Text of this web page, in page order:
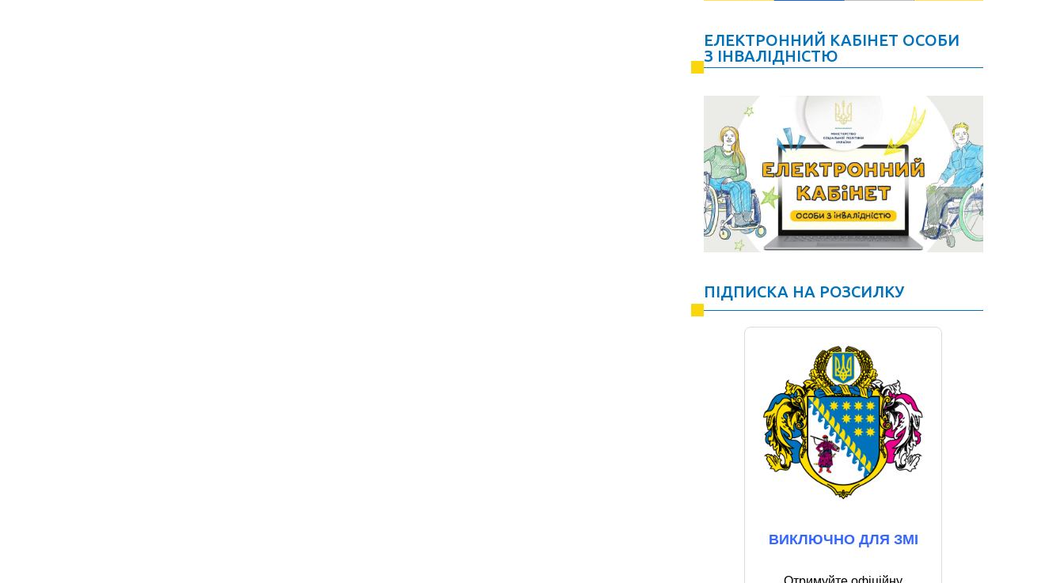
ЕЛЕКТРОННИЙ КАБІНЕТ ОСОБИ
З ІНВАЛІДНІСТЮ
ПІДПИСКА НА РОЗСИЛКУ
ВИКЛЮЧНО ДЛЯ ЗМІ